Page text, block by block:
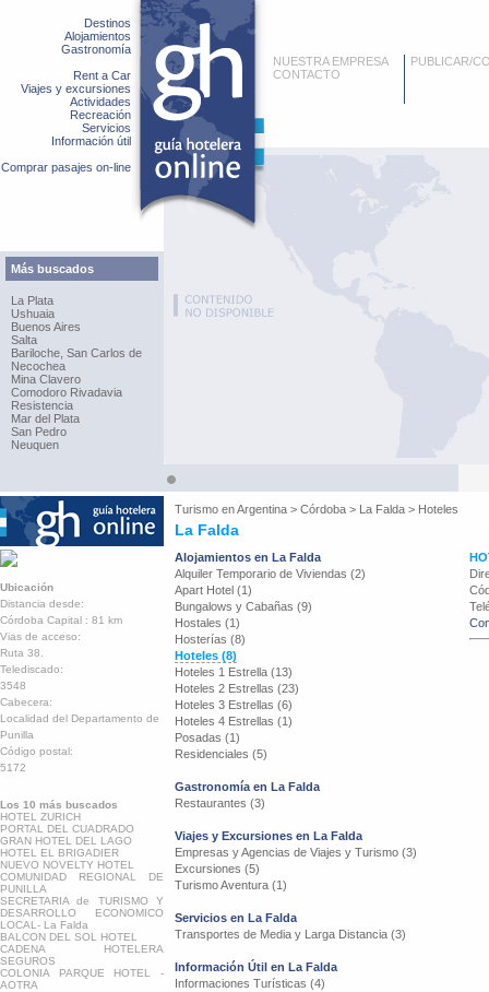
Destinos
Alojamientos
Gastronomía
Rent a Car
Viajes y excursiones
Actividades
Recreación
Servicios
Información útil
Comprar pasajes on-line
Más buscados
La Plata
Ushuaia
Buenos Aires
Salta
Bariloche, San Carlos de
Necochea
Mina Clavero
Comodoro Rivadavia
Resistencia
Mar del Plata
San Pedro
Neuquen
NUESTRA EMPRESA
CONTACTO
PUBLICAR/
Turismo enArgentina > Córdoba > La Falda > Hoteles
La Falda
Ubicación
Distancia desde:
Córdoba Capital : 81 km
Vias de acceso:
Ruta 38.
Telediscado:
3548
Cabecera:
Localidad del Departamento de
Punilla
Código postal:
5172
Los 10 más buscados
HOTEL ZURICH
PORTAL DEL CUADRADO
GRAN HOTEL DEL LAGO
HOTEL EL BRIGADIER
NUEVO NOVELTY HOTEL
COMUNIDAD REGIONAL DE
PUNILLA
SECRETARIA de TURISMO Y
DESARROLLO ECONOMICO
LOCAL- La Falda
BALCON DEL SOL HOTEL
CADENA HOTELERA
SEGUROS
COLONIA PARQUE HOTEL -
AOTRA
Alojamientos en La Falda
Alquiler Temporario de Viviendas (2)
Apart Hotel (1)
Bungalows y Cabañas (9)
Hostales (1)
Hosterías (8)
Hoteles (8)
Hoteles 1 Estrella (13)
Hoteles 2 Estrellas (23)
Hoteles 3 Estrellas (6)
Hoteles 4 Estrellas (1)
Posadas (1)
Residenciales (5)
Gastronomía en La Falda
Restaurantes (3)
Viajes y Excursiones en La Falda
Empresas y Agencias de Viajes y Turismo (3)
Excursiones (5)
Turismo Aventura (1)
Servicios en La Falda
Transportes de Media y Larga Distancia (3)
Información Útil en La Falda
Informaciones Turísticas (4)